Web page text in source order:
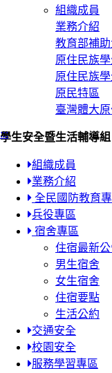
組織成員
業務介紹
教育部補
原住民族
原住民族
原民特區
臺灣體大
:::
學生安全暨生活輔導組
組織成員
業務介紹
全民國防教育
兵役專區
宿舍專區
住宿最新公
男生宿舍
女生宿舍
住宿要點
生活公約
交通安全
校園安全
服務學習專區